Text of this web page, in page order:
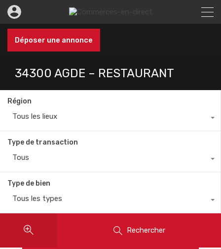
Déposer une annonce
34300 AGDE – RESTAURANT
Région
Tous les lieux
Type de transaction
Tous
Type de bien
Tous les types
Rechercher